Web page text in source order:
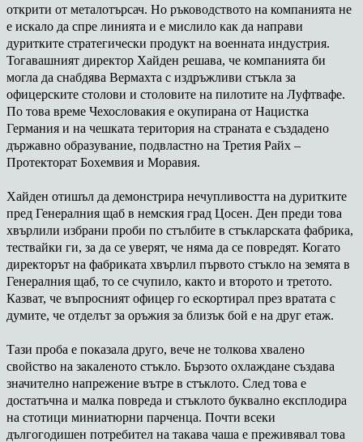
открити от металотърсач. Но ръководството на компанията не
е искало да спре линията и е мислило как да направи
дуритките стратегически продукт на военната индустрия.
Тогавашният директор Хайден решава, че компанията би
могла да снабдява Вермахта с издръжливи стъкла за
офицерските столови и столовите на пилотите на Луфтвафе.
По това време Чехословакия е окупирана от Нацистка
Германия и на чешката територия на страната е създадено
държавно образувание, подвластно на Третия Райх –
Протекторат Бохемвия и Моравия.
Хайден отишъл да демонстрира нечупливостта на дуритките
пред Генералния щаб в немския град Цосен. Ден преди това
хвърлили избрани проби по стълбите в стъкларската фабрика,
тествайки ги, за да се уверят, че няма да се повредят. Когато
директорът на фабриката хвърлил първото стъкло на земята в
Генералния щаб, то се счупило, както и второто и третото.
Казват, че въпросният офицер го ескортирал през вратата с
думите, че отделът за оръжия за близък бой е на друг етаж.
Тази проба е показала друго, вече не толкова хвалено
свойство на закаленото стъкло. Бързото охлаждане създава
значително напрежение вътре в стъклото. След това е
достатъчна и малка повреда и стъклото буквално експлодира
на стотици миниатюрни парченца. Почти всеки
дългогодишен потребител на такава чаша е преживявал това